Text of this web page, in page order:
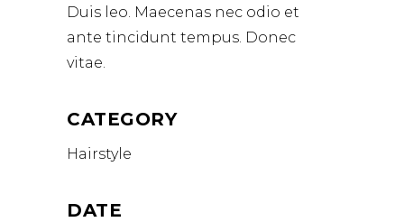
Duis leo. Maecenas nec odio et
ante tincidunt tempus. Donec
vitae.
CATEGORY
Hairstyle
DATE